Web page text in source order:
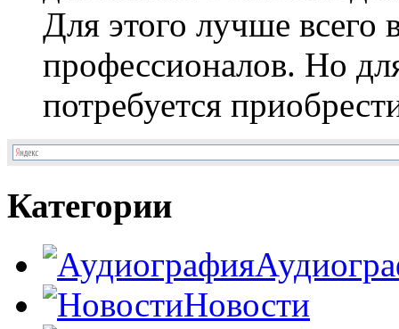
Для этого лучше всего
профессионалов. Но
потребуется
Категории
Новости